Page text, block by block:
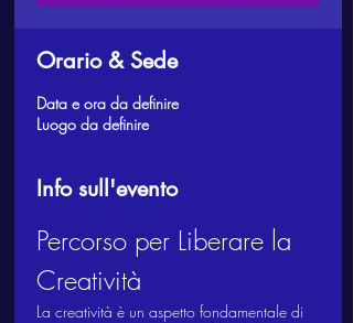
Orario & Sede
Data e ora da definire
Luogo da definire
Info sull'evento
Percorso per Liberare la
Creatività
La creatività è un aspetto fondamentale di